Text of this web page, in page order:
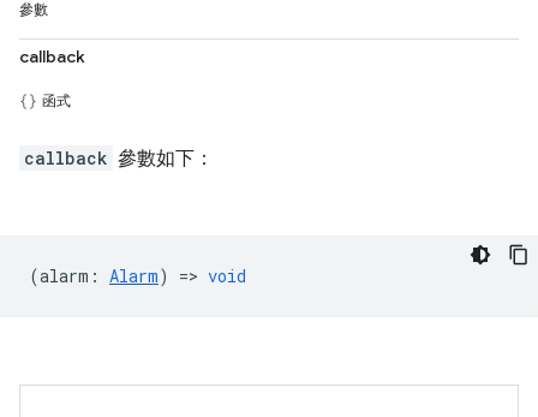
參數
callback
函式
callback 參數如下：
(alarm : Alarm) => void